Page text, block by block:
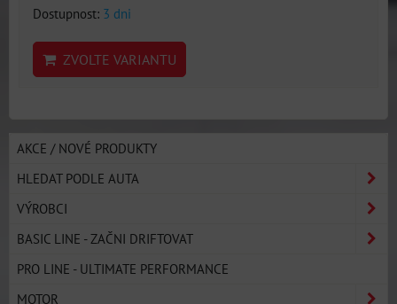
Dostupnost: 3 dni
ZVOLTE VARIANTU
AKCE / NOVÉ PRODUKTY
HLEDAT PODLE AUTA
VÝROBCI
BASIC LINE - ZAČNI DRIFTOVAT
PRO LINE - ULTIMATE PERFORMANCE
MOTOR